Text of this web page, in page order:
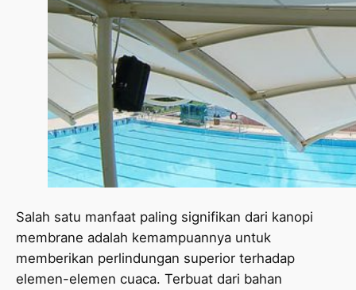
Salah satu manfaat paling signifikan dari kanopi
membrane adalah kemampuannya untuk
memberikan perlindungan superior terhadap
elemen-elemen cuaca. Terbuat dari bahan